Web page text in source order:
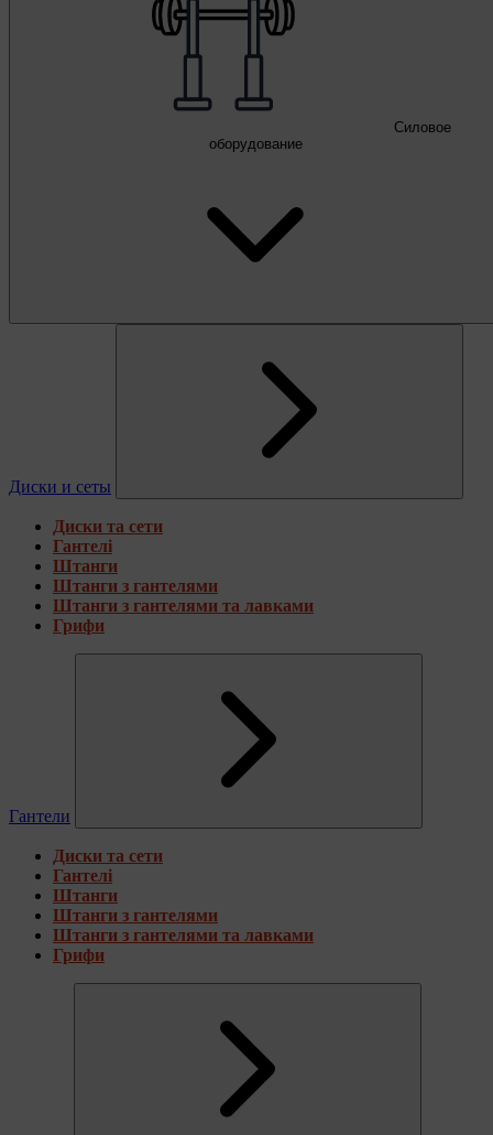
Силовое
оборудование
Диски и сеты
Диски та сети
Гантелі
Штанги
Штанги з гантелями
Штанги з гантелями та лавками
Грифи
Гантели
Диски та сети
Гантелі
Штанги
Штанги з гантелями
Штанги з гантелями та лавками
Грифи